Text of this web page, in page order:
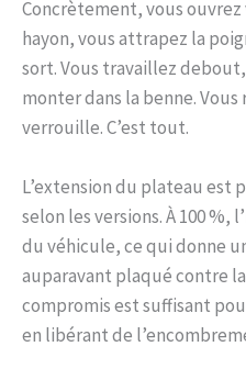
Concrètement, vous
hayon, vous attrapez la
sort. Vous travaillez
monter dans la benne.
verrouille. C’est tout.
L’extension du plateau est
selon les versions. À 100
du véhicule, ce qui donne
auparavant plaqué contre la
compromis est suffisant
en libérant de